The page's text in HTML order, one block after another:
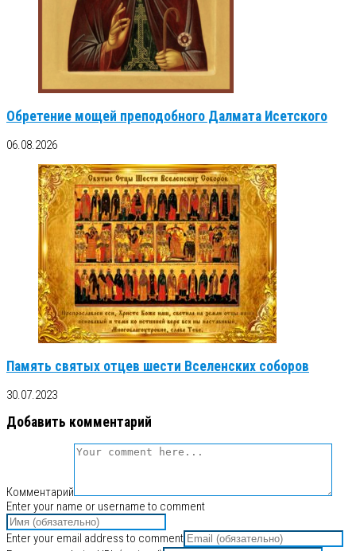
Обретение мощей преподобного Далмата Исетского
06.08.2026
Память святых отцев шести Вселенских соборов
30.07.2023
Добавить комментарий
Комментарий
Enter your name or username to comment
Enter your email address to comment